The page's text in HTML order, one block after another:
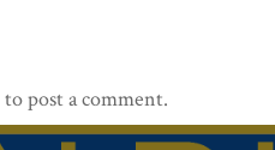
to post a comment.